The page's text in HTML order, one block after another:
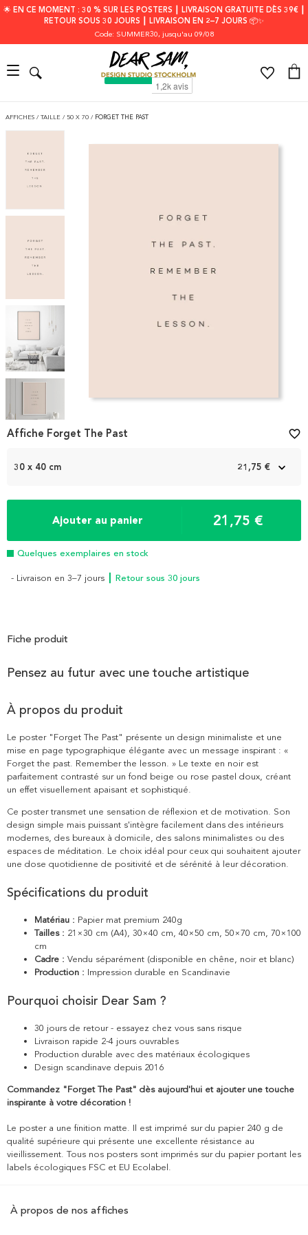
🌟 EN CE MOMENT : 30 % SUR LES POSTERS ┃ LIVRAISON GRATUITE DÈS 39€ ┃
RETOUR SOUS 30 JOURS ┃ LIVRAISON EN 2–7 JOURS 📦✨
Code: SUMMER30, jusqu'au 09/08
AFFICHES / TAILLE / 50 X 70 / FORGET THE PAST
Item
1
30 x 40 cm 21,75 €
Ajouter au panier 21,75 €
Quelques exemplaires en stock
- Livraison en 3–7 jours ┃ Retour sous 30 jours
Affiche Forget The Past favorite_border
Fiche produit
Pensez au futur avec une touche artistique
À propos du produit
Le poster "Forget The Past" présente un design minimaliste et une
mise en page typographique élégante avec un message inspirant : «
Forget the past. Remember the lesson. » Le texte en noir est
parfaitement contrasté sur un fond beige ou rose pastel doux, créant
un effet visuellement apaisant et sophistiqué.
Ce poster transmet une sensation de réflexion et de motivation. Son
design simple mais puissant s'intègre facilement dans des intérieurs
modernes, des bureaux à domicile, des salons minimalistes ou des
espaces de méditation. Le choix idéal pour ceux qui souhaitent ajouter
une dose quotidienne de positivité et de sérénité à leur décoration.
Spécifications du produit
Matériau : Papier mat premium 240g
Tailles : 21×30 cm (A4), 30×40 cm, 40×50 cm, 50×70 cm, 70×100
cm
Cadre : Vendu séparément (disponible en chêne, noir et blanc)
Production : Impression durable en Scandinavie
Pourquoi choisir Dear Sam ?
30 jours de retour - essayez chez vous sans risque
Livraison rapide 2-4 jours ouvrables
Production durable avec des matériaux écologiques
Design scandinave depuis 2016
Commandez "Forget The Past" dès aujourd'hui et ajouter une touche
inspirante à votre décoration !
Le poster a une finition matte. Il est imprimé sur du papier 240 g de
qualité supérieure qui présente une excellente résistance au
vieillissement. Tous nos posters sont imprimés sur du papier portant les
labels écologiques FSC et EU Ecolabel.
À propos de nos affiches